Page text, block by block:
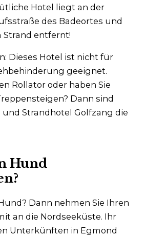
Hotel liegt an der
des Badeortes und
Strand entfernt!
Dieses Hotel ist nicht für
geeignet.
Rollator oder haben Sie
Dann sind
Strandhotel Golfzang die
Hund
Dann nehmen Sie Ihren
an die Nordseeküste. Ihr
Unterkünften in Egmond